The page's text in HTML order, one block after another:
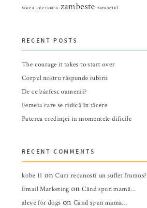
vocea interioara zambeste zambetul
RECENT POSTS
The courage it takes to start over
Corpul nostru răspunde iubirii
De ce bârfesc oamenii?
Femeia care se ridică în tăcere
Puterea credinței în momentele dificile
RECENT COMMENTS
kobe 11 onCum recunosti un suflet frumos?
Email Marketing onCând spun mamă…
aleve for dogs onCând spun mamă…